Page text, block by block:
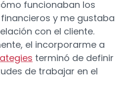
funcionaban los
y me gustaba
con el cliente.
el incorporarme a
terminó de definir
de trabajar en el